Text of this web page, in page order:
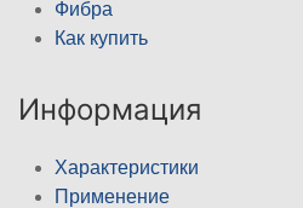
Фибра
Как купить
Информация
Характеристики
Применение